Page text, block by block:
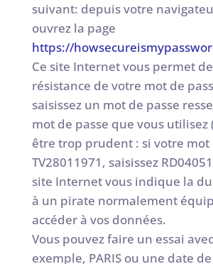
suivant: depuis votre
ouvrez la page
https://
Ce site Internet vous permet
résistance de votre mot de
saisissez un mot de passe
mot de passe que vous
être trop prudent : si votre mot
TV28011971, saisissez
site Internet vous indique la
à un pirate normalement
accéder à vos données.
Vous pouvez faire un essai
exemple, PARIS ou une date